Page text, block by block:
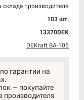
складе производителя
103 шт.
13370DEK
DEKraft ВА-105
гарантии на
— покупайте
производителя